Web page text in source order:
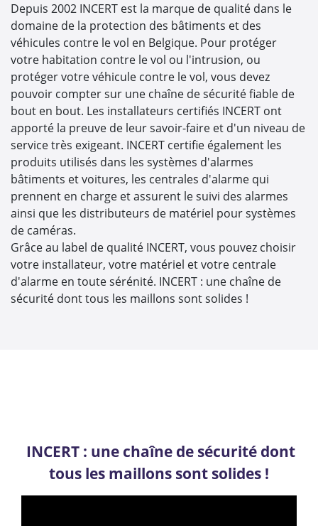
Depuis 2002 INCERT est la marque de qualité dans le
domaine de la protection des bâtiments et des
véhicules contre le vol en Belgique. Pour protéger
votre habitation contre le vol ou l'intrusion, ou
protéger votre véhicule contre le vol, vous devez
pouvoir compter sur une chaîne de sécurité fiable de
bout en bout. Les installateurs certifiés INCERT ont
apporté la preuve de leur savoir-faire et d'un niveau de
service très exigeant. INCERT certifie également les
produits utilisés dans les systèmes d'alarmes
bâtiments et voitures, les centrales d'alarme qui
prennent en charge et assurent le suivi des alarmes
ainsi que les distributeurs de matériel pour systèmes
de caméras.
Grâce au label de qualité INCERT, vous pouvez choisir
votre installateur, votre matériel et votre centrale
d'alarme en toute sérénité. INCERT : une chaîne de
sécurité dont tous les maillons sont solides !
INCERT : une chaîne de sécurité dont
tous les maillons sont solides !